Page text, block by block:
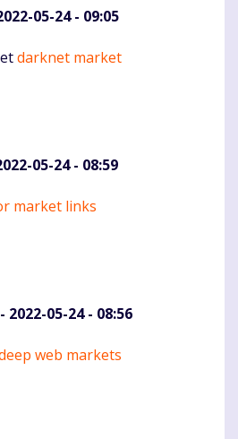
05-24 - 09:05
darknet market
05-24 - 08:59
market links
- 2022-05-24 - 08:56
web markets